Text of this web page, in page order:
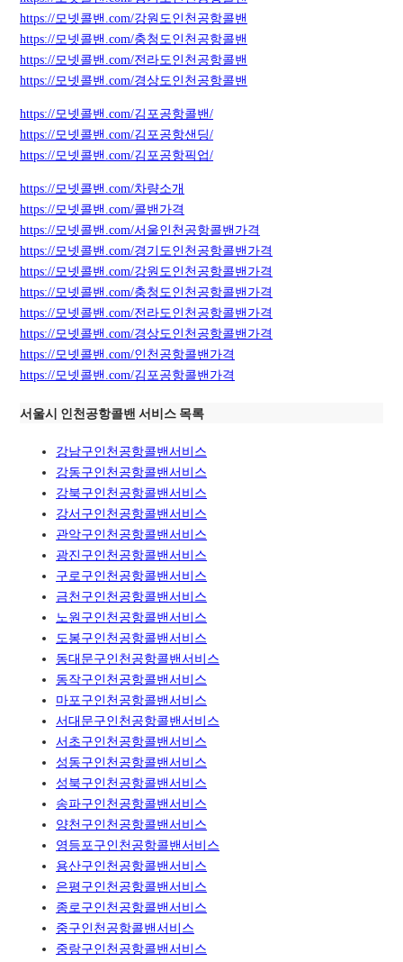
https://모넷콜밴.com/강원도인천공항콜밴
https://모넷콜밴.com/충청도인천공항콜밴
https://모넷콜밴.com/전라도인천공항콜밴
https://모넷콜밴.com/경상도인천공항콜밴
https://모넷콜밴.com/김포공항콜밴/
https://모넷콜밴.com/김포공항샌딩/
https://모넷콜밴.com/김포공항픽업/
https://모넷콜밴.com/차량소개
https://모넷콜밴.com/콜밴가격
https://모넷콜밴.com/서울인천공항콜밴가격
https://모넷콜밴.com/경기도인천공항콜밴가격
https://모넷콜밴.com/강원도인천공항콜밴가격
https://모넷콜밴.com/충청도인천공항콜밴가격
https://모넷콜밴.com/전라도인천공항콜밴가격
https://모넷콜밴.com/경상도인천공항콜밴가격
https://모넷콜밴.com/인천공항콜밴가격
https://모넷콜밴.com/김포공항콜밴가격
서울시 인천공항콜밴 서비스 목록
강남구인천공항콜밴서비스
강동구인천공항콜밴서비스
강북구인천공항콜밴서비스
강서구인천공항콜밴서비스
관악구인천공항콜밴서비스
광진구인천공항콜밴서비스
구로구인천공항콜밴서비스
금천구인천공항콜밴서비스
노원구인천공항콜밴서비스
도봉구인천공항콜밴서비스
동대문구인천공항콜밴서비스
동작구인천공항콜밴서비스
마포구인천공항콜밴서비스
서대문구인천공항콜밴서비스
서초구인천공항콜밴서비스
성동구인천공항콜밴서비스
성북구인천공항콜밴서비스
송파구인천공항콜밴서비스
양천구인천공항콜밴서비스
영등포구인천공항콜밴서비스
용산구인천공항콜밴서비스
은평구인천공항콜밴서비스
종로구인천공항콜밴서비스
중구인천공항콜밴서비스
중랑구인천공항콜밴서비스